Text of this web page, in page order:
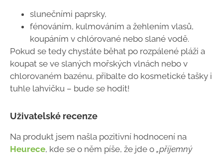
slunečními paprsky,
fénováním, kulmováním a žehlením vlasů,
koupáním v chlórované nebo slané vodě.
Pokud se tedy chystáte běhat po rozpálené pláži a
koupat se ve slaných mořských vlnách nebo v
chlorovaném bazénu, přibalte do kosmetické tašky i
tuhle lahvičku – bude se hodit!
Uživatelské recenze
Na produkt jsem našla pozitivní hodnocení na
Heurece, kde se o něm píše, že jde o „příjemný